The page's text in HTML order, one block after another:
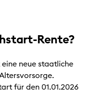
Rente?
neue staatliche
für den 01.01.2026